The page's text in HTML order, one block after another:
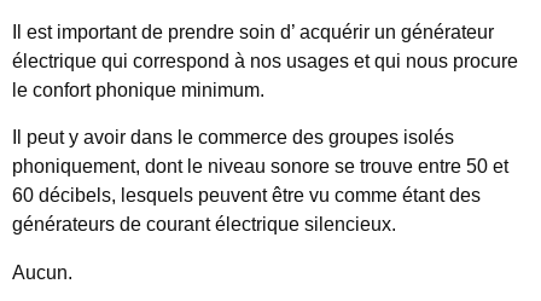
Il est important de prendre soin d’ acquérir un générateur
électrique qui correspond à nos usages et qui nous procure
le confort phonique minimum.
Il peut y avoir dans le commerce des groupes isolés
phoniquement, dont le niveau sonore se trouve entre 50 et
60 décibels, lesquels peuvent être vu comme étant des
générateurs de courant électrique silencieux.
Aucun.